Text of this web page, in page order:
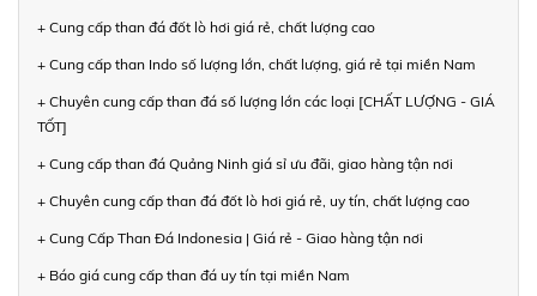
+ Cung cấp than đá đốt lò hơi giá rẻ, chất lượng cao
+ Cung cấp than Indo số lượng lớn, chất lượng, giá rẻ tại miền Nam
+ Chuyên cung cấp than đá số lượng lớn các loại [CHẤT LƯỢNG - GIÁ
TỐT]
+ Cung cấp than đá Quảng Ninh giá sỉ ưu đãi, giao hàng tận nơi
+ Chuyên cung cấp than đá đốt lò hơi giá rẻ, uy tín, chất lượng cao
+ Cung Cấp Than Đá Indonesia | Giá rẻ - Giao hàng tận nơi
+ Báo giá cung cấp than đá uy tín tại miền Nam